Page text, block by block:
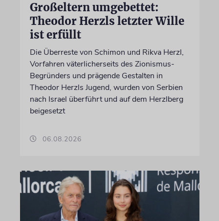
Großeltern umgebettet:
Theodor Herzls letzter Wille
ist erfüllt
Die Überreste von Schimon und Rikva Herzl,
Vorfahren väterlicherseits des Zionismus-
Begründers und prägende Gestalten in
Theodor Herzls Jugend, wurden von Serbien
nach Israel überführt und auf dem Herzlberg
beigesetzt
06.08.2026